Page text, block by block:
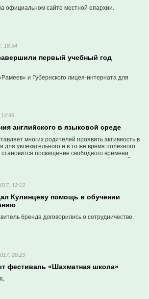
официальном сайте местной епархии.
18:34
первый учебный год
и Губернского лицея-интерната для
английского в языковой среде
многих родителей проявить активность в
увлекательного и в то же время полезного
посвящение свободного времени
зачастую просто невозможен будущий поиск
12:12
Кулинцеву помощь в обучении
бренда договорились о сотрудничестве.
20:23
фестиваль «Шахматная школа»